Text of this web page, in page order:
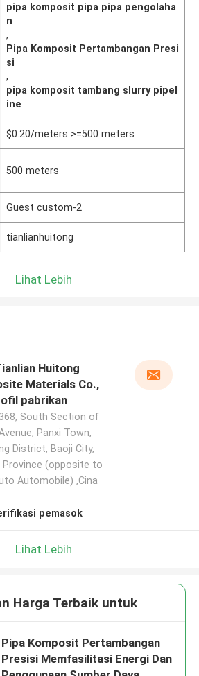
pipa komposit pipa pipa pengolaha
n
,
Pipa Komposit Pertambangan Presi
si
,
pipa komposit tambang slurry pipel
ine
$0.20/meters >=500 meters
500 meters
Guest custom-2
tianlianhuitong
Lihat Lebih
Huitong
Materials Co.,
pabrikan
South Section of
Panxi Town,
District, Baoji City,
Province (opposite to
Automobile) ,Cina
pemasok
Lihat Lebih
Harga Terbaik untuk
Pipa Komposit Pertambangan
Presisi Memfasilitasi Energi Dan